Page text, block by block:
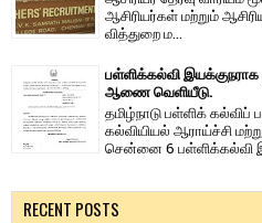
ஆசிரியர்​கள் மற்​றும்
வித்​துறை ம...
பள்ளிக்கல்வி இயக்குநராக
ஆணை வெளியீடு.
தமிழ்நாடு பள்ளிக் கல்விப்
கல்வியியல் ஆராய்ச்சி
சென்னை 6 பள்ளிக்கல்வி
RECENT POSTS